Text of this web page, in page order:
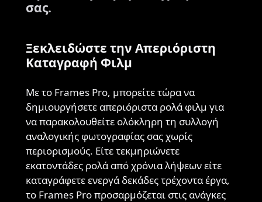
σας.
Ξεκλειδώστε την Απεριόριστη
Καταγραφή Φιλμ
Με το Frames Pro, μπορείτε τώρα να
δημιουργήσετε απεριόριστα ρολά φιλμ για
να παρακολουθείτε ολόκληρη τη συλλογή
αναλογικής φωτογραφίας σας χωρίς
περιορισμούς. Είτε τεκμηριώνετε
εκατοντάδες ρολά από χρόνια λήψεων είτε
καταγράφετε ενεργά δεκάδες τρέχοντα έργα,
το Frames Pro προσαρμόζεται στις ανάγκες